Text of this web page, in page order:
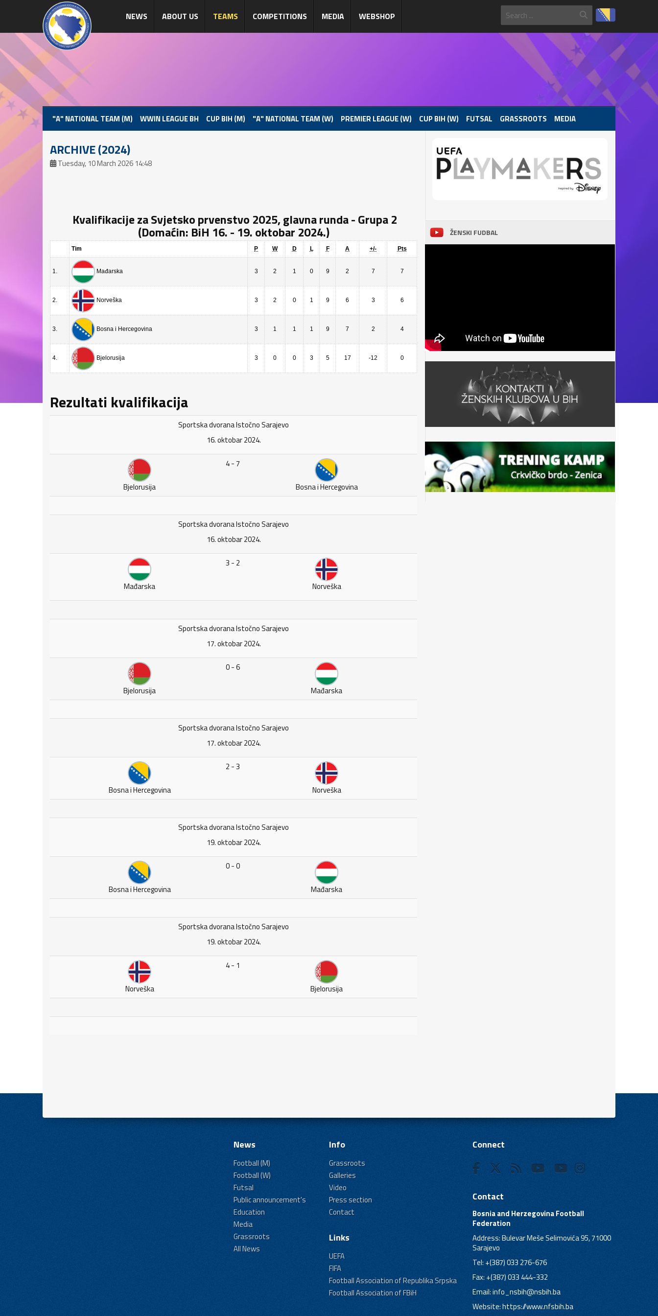
NEWS ABOUT US TEAMS COMPETITIONS MEDIA WEBSHOP
"A" NATIONAL TEAM (M) WWIN LEAGUE BH CUP BIH (M) "A" NATIONAL TEAM (W) PREMIER LEAGUE (W) CUP BIH (W) FUTSAL GRASSROOTS MEDIA
ARCHIVE (2024)
Tuesday, 10 March 2026 14:48
Kvalifikacije za Svjetsko prvenstvo 2025, glavna runda - Grupa 2
(Domaćin: BiH 16. - 19. oktobar 2024.)
Tim P W D L F A +/- Pts
1. Mađarska 3 2 1 0 9 2 7 7
2. Norveška 3 2 0 1 9 6 3 6
3. Bosna i Hercegovina 3 1 1 1 9 7 2 4
4. Bjelorusija 3 0 0 3 5 17 -12 0
Rezultati kvalifikacija
Sportska dvorana Istočno Sarajevo
16. oktobar 2024.
Bjelorusija
4 - 7
Bosna i Hercegovina
Sportska dvorana Istočno Sarajevo
16. oktobar 2024.
Mađarska
3 - 2
Norveška
Sportska dvorana Istočno Sarajevo
17. oktobar 2024.
Bjelorusija
0 - 6
Mađarska
Sportska dvorana Istočno Sarajevo
17. oktobar 2024.
Bosna i Hercegovina
2 - 3
Norveška
Sportska dvorana Istočno Sarajevo
19. oktobar 2024.
Bosna i Hercegovina
0 - 0
Mađarska
Sportska dvorana Istočno Sarajevo
19. oktobar 2024.
Norveška
4 - 1
Bjelorusija
ŽENSKI FUDBAL
News
Football (M)
Football (W)
Futsal
Public announcement's
Education
Media
Grassroots
All News
Info
Grassroots
Galleries
Video
Press section
Contact
Links
UEFA
FIFA
Football Association of Republika Srpska
Football Association of FBiH
Connect
Contact
Bosnia and Herzegovina Football
Federation
Address: Bulevar Meše Selimovića 95, 71000
Sarajevo
Tel: +(387) 033 276-676
Fax: +(387) 033 444-332
Email:info_nsbih@nsbih.ba
Website: https://www.nfsbih.ba